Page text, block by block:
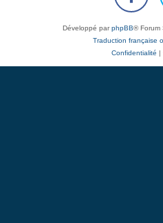
Développé parphpBB® Forum
Traduction française
Confidentialité